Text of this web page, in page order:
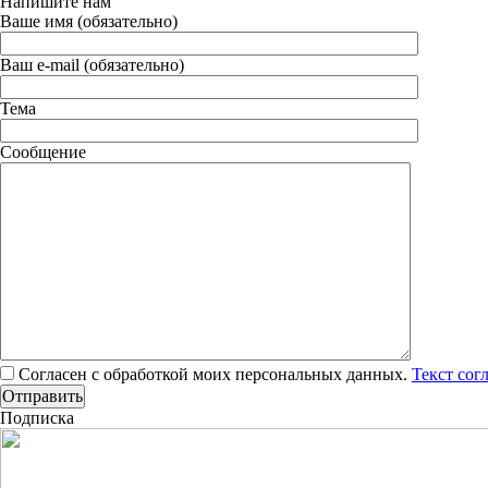
Ваше имя (обязательно)
Ваш e-mail (обязательно)
Тема
Сообщение
Согласен с обработкой моих персональных данных. Текст
Подписка